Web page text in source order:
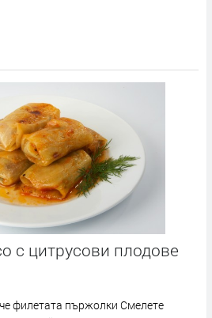
с цитрусови плодове
филетата пържолки Смелете